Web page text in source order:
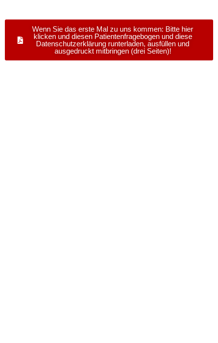
Wenn Sie das erste Mal zu uns kommen: Bitte hier
klicken und diesen Patientenfragebogen und diese
Datenschutzerklärung runterladen, ausfüllen und
ausgedruckt mitbringen (drei Seiten)!